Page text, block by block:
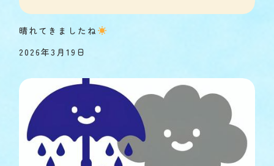
晴れてきましたね
2026年3月19日